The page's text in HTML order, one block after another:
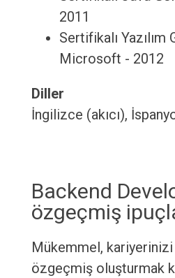
2011
Sertifikalı Yazılım
Microsoft - 2012
Diller
İngilizce (akıcı),
Backend
özgeçmiş
Mükemmel,
özgeçmiş oluşturmak